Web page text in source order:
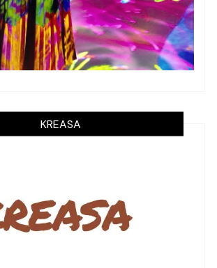
KREASA